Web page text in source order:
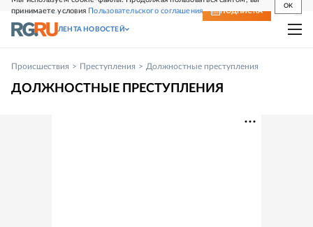
принимаете условия Пользовательского соглашения
OK
СВЕЖИЙ НОМЕР ПОДПИСКА
ЛЕНТА НОВОСТЕЙ
Происшествия Преступления Должностные преступления
ДОЛЖНОСТНЫЕ ПРЕСТУПЛЕНИЯ